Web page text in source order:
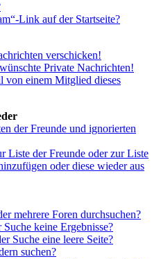
Link auf der Startseite?
verschicken!
Private Nachrichten!
von einem Mitglied dieses
der Freunde und ignorierten
Liste der Freunde oder zur Liste
oder diese wieder aus
mehrere Foren durchsuchen?
keine Ergebnisse?
Suche eine leere Seite?
suchen?